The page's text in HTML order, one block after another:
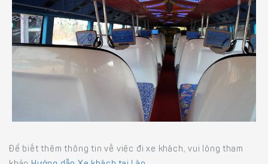
Để biết thêm thông tin về việc đi xe khách, vui lòng tham